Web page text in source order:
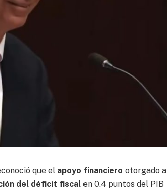
que el apoyo financiero otorgado a
del déficit fiscal en 0.4 puntos del PIB